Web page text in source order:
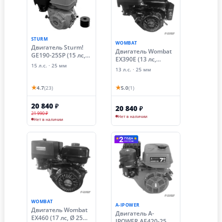
STURM
Двигатель Sturm!
GE190-25SP (15 лс,
25 мм)
15 л.с. · 25 мм
★4.7(23)
20 840 ₽
21 990 ₽
Нет в наличии
WOMBAT
Двигатель Wombat
EX390E (13 лс,
электростартер, 25
13 л.с. · 25 мм
★5.0(1)
20 840 ₽
Нет в наличии
WOMBAT
Двигатель Wombat
EX460 (17 лс, Ø 25
A-IPOWER
Двигатель A-